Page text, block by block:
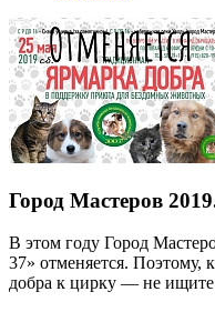
Город Мастеров
В этом году Город
37» отменяется. Поэтому,
добра к цирку — не ищите